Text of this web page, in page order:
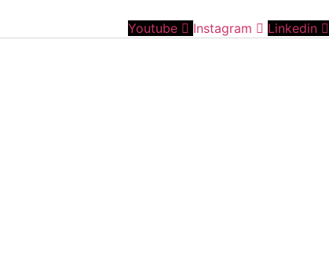
Youtube Instagram Linkedin